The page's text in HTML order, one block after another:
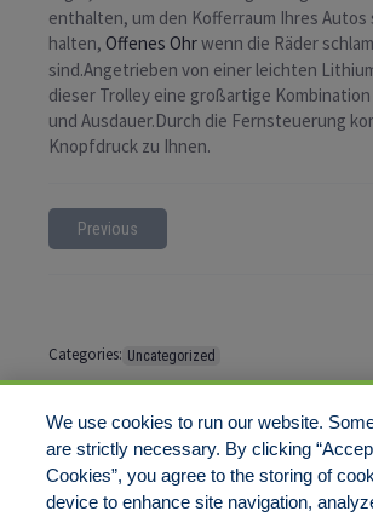
enthalten, um den Kofferraum Ihres Autos
halten, Offenes Ohrwenn die Räder
sind.Angetrieben von einer leichten
dieser Trolley eine großartige
und Ausdauer.Durch die Fernsteuerung
Knopfdruck zu Ihnen.
Previous
Categories: Uncategorized
Tags:
Comments are closed
We use cookies to run our website.
are strictly necessary. By clicking
Cookies”, you agree to the storing of
device to enhance site navigation,